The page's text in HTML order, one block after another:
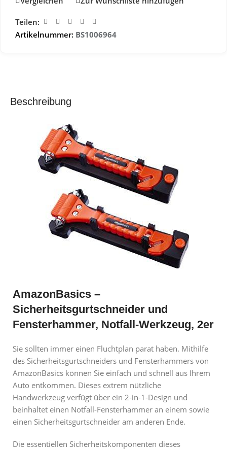
Teilen:
Artikelnummer: BS1006964
Beschreibung
AmazonBasics –
Sicherheitsgurtschneider und
Fensterhammer, Notfall-Werkzeug, 2er
Sie sollten immer einen Fluchtplan parat haben. Mithilfe
des Sicherheitsgurtschneiders und Fensterhammers von
AmazonBasics können Sie einfach und schnell aus Ihrem
Auto entkommen. Dieses extrem nützliche
Handwerkzeug verfügt über ein 2-in-1-Design und
beinhaltet einen Notfall-Fensterhammer an einem sowie
einen Sicherheitsgurtschneider am anderen Ende.
Die essentiellen Sicherheitskomponenten dieses